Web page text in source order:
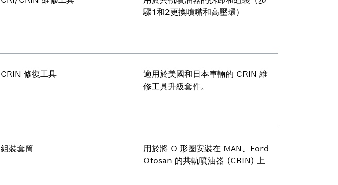
驟1和2更換噴嘴和高壓環）
CRIN 修復工具
適用於美國和日本車輛的 CRIN 維
修工具升級套件。
組裝套筒
用於將 O 形圈安裝在 MAN、Ford
Otosan 的共軌噴油器 (CRIN) 上